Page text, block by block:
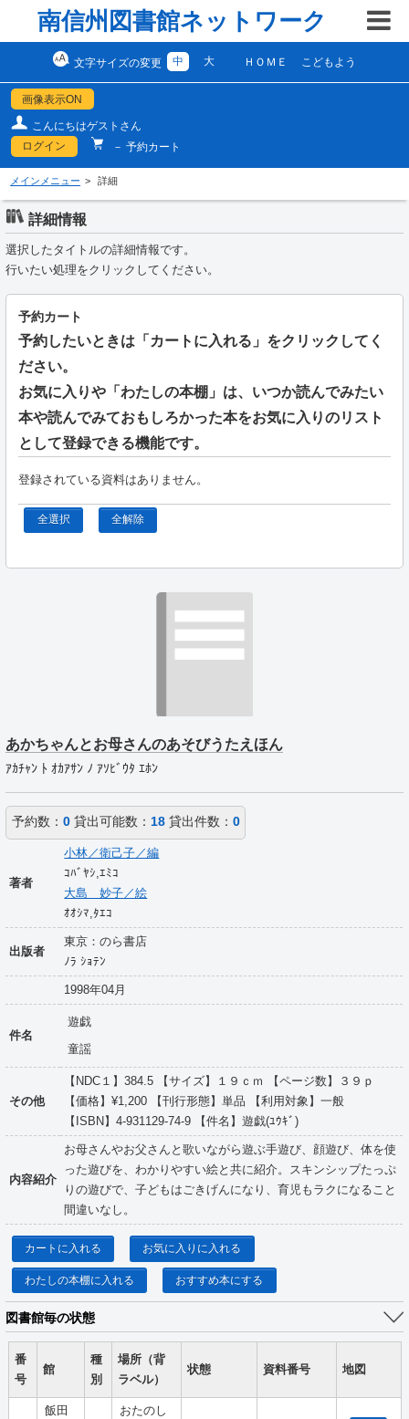
南信州図書館ネットワーク
文字サイズの変更 中 大 ＨＯＭＥ こどもよう
画像表示ON
こんにちはゲストさん
ログイン
－ 予約カート
メインメニュー 詳細
詳細情報
選択したタイトルの詳細情報です。
行いたい処理をクリックしてください。
予約カート
予約したいときは「カートに入れる」をクリックしてく
ださい。
お気に入りや「わたしの本棚」は、いつか読んでみたい
本や読んでみておもしろかった本をお気に入りのリスト
として登録できる機能です。
登録されている資料はありません。
全選択 全解除
あかちゃんとお母さんのあそびうたえほん
ｱｶﾁｬﾝ ﾄ ｵｶｱｻﾝ ﾉ ｱｿﾋﾞｳﾀ ｴﾎﾝ
予約数： 0貸出可能数： 18貸出件数： 0
著者
小林／衛己子／編
ｺﾊﾞﾔｼ,ｴﾐｺ
大島 妙子／絵
ｵｵｼﾏ,ﾀｴｺ
出版者
東京：のら書店
ﾉﾗ ｼｮﾃﾝ
1998年04月
件名
遊戯
童謡
その他
【NDC１】384.5 【サイズ】１９ｃｍ 【ページ数】３９ｐ
【価格】¥1,200 【刊行形態】単品 【利用対象】一般
【ISBN】4-931129-74-9 【件名】遊戯(ﾕｳｷﾞ)
内容紹介
お母さんやお父さんと歌いながら遊ぶ手遊び、顔遊び、体を使
った遊びを、わかりやすい絵と共に紹介。スキンシップたっぷ
りの遊びで、子どもはごきげんになり、育児もラクになること
間違いなし。
カートに入れる お気に入りに入れる
わたしの本棚に入れる おすすめ本にする
図書館毎の状態
番
号
館
種
別
場所（背
ラベル）
状態 資料番号 地図
飯田
おたのし